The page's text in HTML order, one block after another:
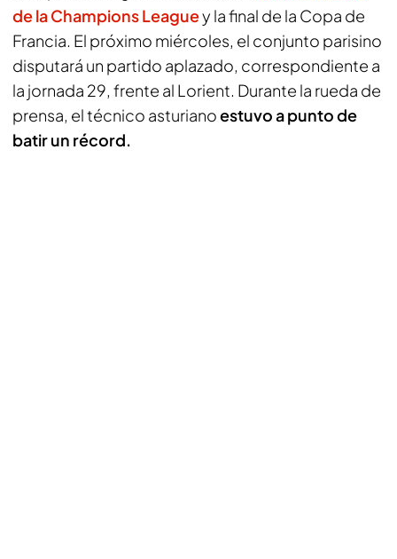
de la Champions Leaguey la final de la Copa de
Francia. El próximo miércoles, el conjunto parisino
disputará un partido aplazado, correspondiente a
la jornada 29, frente al Lorient. Durante la rueda de
prensa, el técnico asturianoestuvo a punto de
batir un récord.